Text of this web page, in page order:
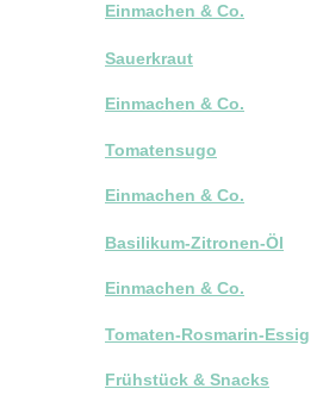
Einmachen & Co.
Sauerkraut
Einmachen & Co.
Tomatensugo
Einmachen & Co.
Basilikum-Zitronen-Öl
Einmachen & Co.
Tomaten-Rosmarin-Essig
Frühstück & Snacks